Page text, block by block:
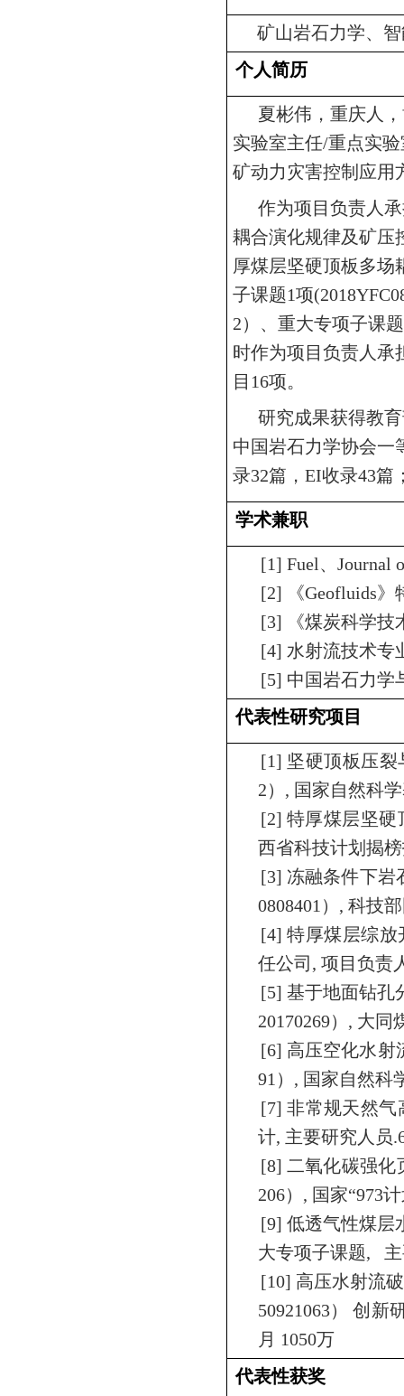
矿山岩石力学、
个人简历
夏彬伟，重庆人
实验室主任/重点实
矿动力灾害控制应用
作为项目负责人
耦合演化规律及矿压
厚煤层坚硬顶板多场
子课题1项
2）、重大专项子课题
时作为项目负责人承
目 16项。
研究成果获得教
中国岩石力学协会一
录32篇， EI收录43篇
学术兼职
[1] Fuel、 Journal
[2]
《Geofluids》
[3]
《煤炭科学
[4] 水射流技术专
[5] 中国岩石力学
代表性研究项目
[1] 坚硬顶板压
2） , 国家自然科
[2]特厚煤层坚硬
西省科技计划揭
[3] 冻融条件下岩
0808401 ） , 科技
[4]特厚煤层综放
任公司 , 项目负责
[5] 基于地面钻孔
20170269） , 大同
[6] 高压空化水射
91 ） , 国家自然科
[7]非常规天然气
计, 主要研究人员
[8] 二氧化碳强化
206） , 国家“973
[9] 低透气性煤层
大专项子课题,
[10] 高压水射流
50921063）
创新
月 1050万
代表性获奖